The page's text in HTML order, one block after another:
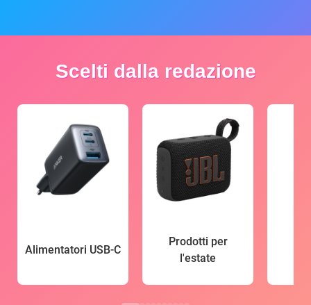
Scelti dalla redazione
Alimentatori USB-C
Prodotti per
l'estate